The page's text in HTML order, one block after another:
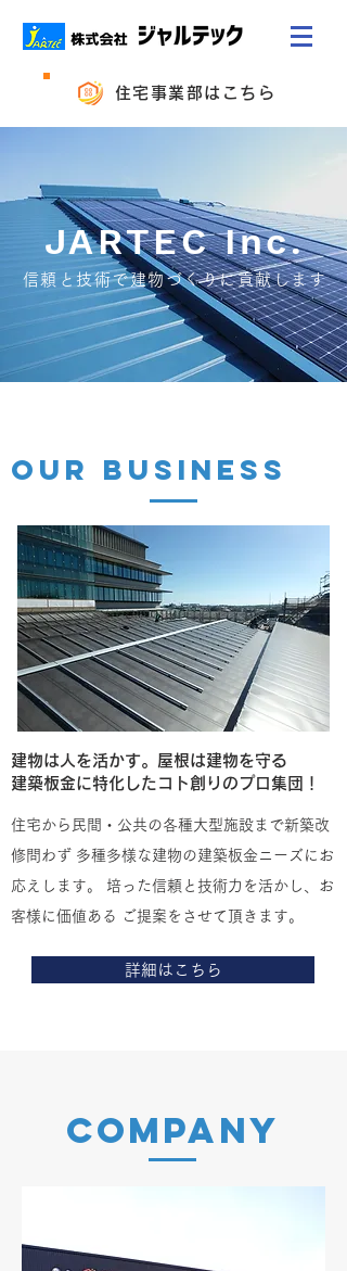
住宅事業部はこちら
JARTEC Inc.
信頼と技術で建物づくりに貢献します
OUR BUSINESS
建物は人を活かす。屋根は建物を守る
​建築板金に特化したコト創りのプロ集団！
住宅から民間・公共の各種大型施設まで新築改
修問わず 多種多様な建物の建築板金ニーズにお
応えします。 培った信頼と技術力を活かし、お
客様に価値ある ご提案をさせて頂きます。
詳細はこちら
​COMPANY